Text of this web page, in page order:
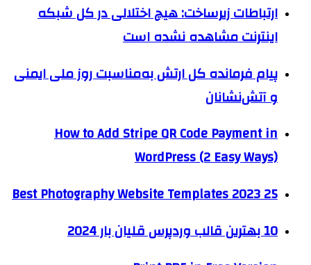
ارتباطات زیرساخت: هیچ اختلالی در کل شبکه
اینترنت مشاهده نشده است
پیام فرمانده کل ارتش به‌مناسبت روز ملی ایمنی
و آتش‌نشانان
How to Add Stripe QR Code Payment in
WordPress (2 Easy Ways)
25 Best Photography Website Templates 2023
10 بهترین قالب وردپرس قلیان بار 2024